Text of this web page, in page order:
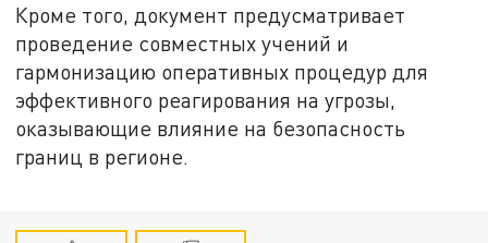
Кроме того, документ предусматривает
проведение совместных учений и
гармонизацию оперативных процедур для
эффективного реагирования на угрозы,
оказывающие влияние на безопасность
границ в регионе.